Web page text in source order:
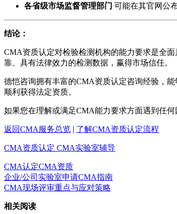
各省级市场监督管理部门 可能在其官网公
结论：
CMA资质认定对检验检测机构的能力要求是全
靠、具有法律效力的检测数据，赢得市场信任。
德恺咨询拥有丰富的CMA资质认定咨询经验，
顺利获得法定资质。
如果您在理解或满足CMA能力要求方面遇到任
返回CMA服务总览 | 了解CMA资质认定流程
CMA资质认定 CMA实验室辅导
CMA认定CMA资质
企业/公司实验室申请CMA指南
CMA现场评审重点与应对策略
相关阅读